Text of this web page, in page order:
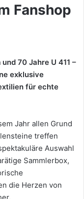
Fanshop
70 Jahre U 411 –
exklusive
für echte
Jahr allen Grund
treffen
Auswahl
Sammlerbox,
die Herzen von